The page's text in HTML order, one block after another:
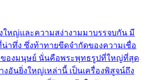
ใหญ่และความสง่างามมาบรรจบกัน มี
น่าทึ่ง ซึ่งท้าทายขีดจำกัดของความเชื่อ
ของมนุษย์ นั่นคือพระพุทธรูปที่ใหญ่ที่สุด
งอันยิ่งใหญ่เหล่านี้ เป็นเครื่องพิสูจน์ถึง